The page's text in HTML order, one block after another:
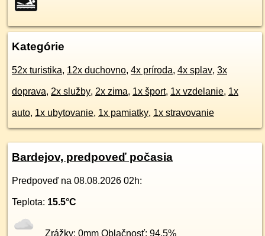
Kategórie
52x turistika, 12x duchovno, 4x príroda, 4x splav, 3x
doprava, 2x služby, 2x zima, 1x šport, 1x vzdelanie, 1x
auto, 1x ubytovanie, 1x pamiatky, 1x stravovanie
Bardejov, predpoveď počasia
Predpoveď na 08.08.2026 02h:
Teplota: 15.5°C
Zrážky: 0mm Oblačnosť: 94.5%